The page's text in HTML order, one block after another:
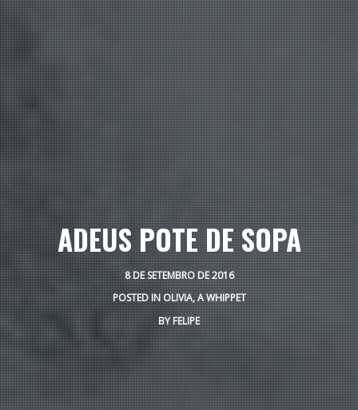
ADEUS POTE DE SOPA
8 DE SETEMBRO DE 2016
POSTED INOLIVIA, A WHIPPET
BYFELIPE